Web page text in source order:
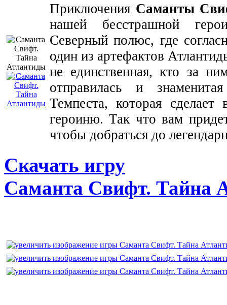
Приключения Саманты
нашей бесстрашной
Северный полюс, где
один из артефактов
не единственная, кто за
отправилась и
Темпеста, которая
героиню. Так что вам
чтобы добраться до
Скачать игру
Саманта Свифт. Тайна